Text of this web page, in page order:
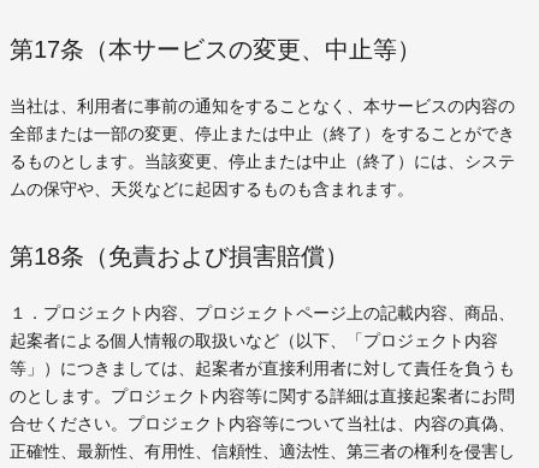
第17条（本サービスの変更、中止等）
当社は、利用者に事前の通知をすることなく、本サービスの内容の
全部または一部の変更、停止または中止（終了）をすることができ
るものとします。当該変更、停止または中止（終了）には、システ
ムの保守や、天災などに起因するものも含まれます。
第18条（免責および損害賠償）
１．プロジェクト内容、プロジェクトページ上の記載内容、商品、
起案者による個人情報の取扱いなど（以下、「プロジェクト内容
等」）につきましては、起案者が直接利用者に対して責任を負うも
のとします。プロジェクト内容等に関する詳細は直接起案者にお問
合せください。プロジェクト内容等について当社は、内容の真偽、
正確性、最新性、有用性、信頼性、適法性、第三者の権利を侵害し